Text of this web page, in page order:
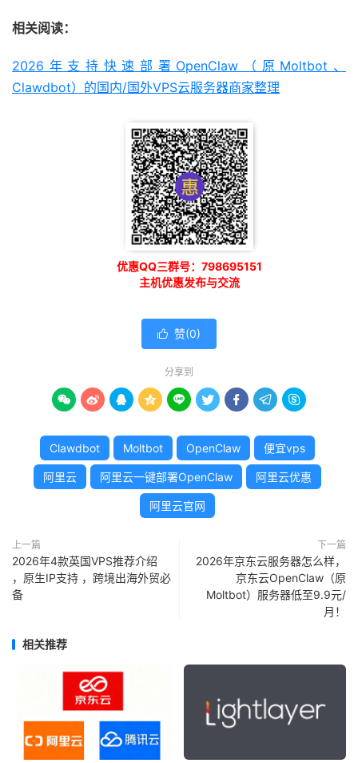
相关阅读：
2026年支持快速部署OpenClaw（原Moltbot、
Clawdbot）的国内/国外VPS云服务器商家整理
优惠QQ三群号：798695151
主机优惠发布与交流
 赞(0)
分享到
        
Clawdbot Moltbot OpenClaw 便宜vps
阿里云 阿里云一键部署OpenClaw 阿里云优惠
阿里云官网
上一篇
2026年4款英国VPS推荐介绍
，原生IP支持 ，跨境出海外贸必
备
下一篇
2026年京东云服务器怎么样，
京东云OpenClaw（原
Moltbot）服务器低至9.9元/
月！
相关推荐